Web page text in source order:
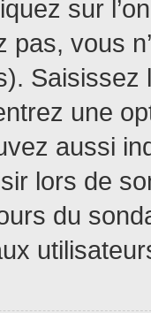
sur
pas, vous
une
aussi
lors de
du